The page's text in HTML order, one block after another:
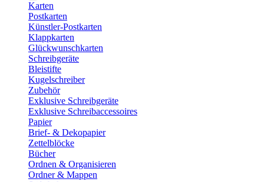
Karten
Postkarten
Künstler-Postkarten
Klappkarten
Glückwunschkarten
Schreibgeräte
Bleistifte
Kugelschreiber
Zubehör
Exklusive Schreibgeräte
Exklusive Schreibaccessoires
Papier
Brief- & Dekopapier
Zettelblöcke
Bücher
Ordnen & Organisieren
Ordner & Mappen